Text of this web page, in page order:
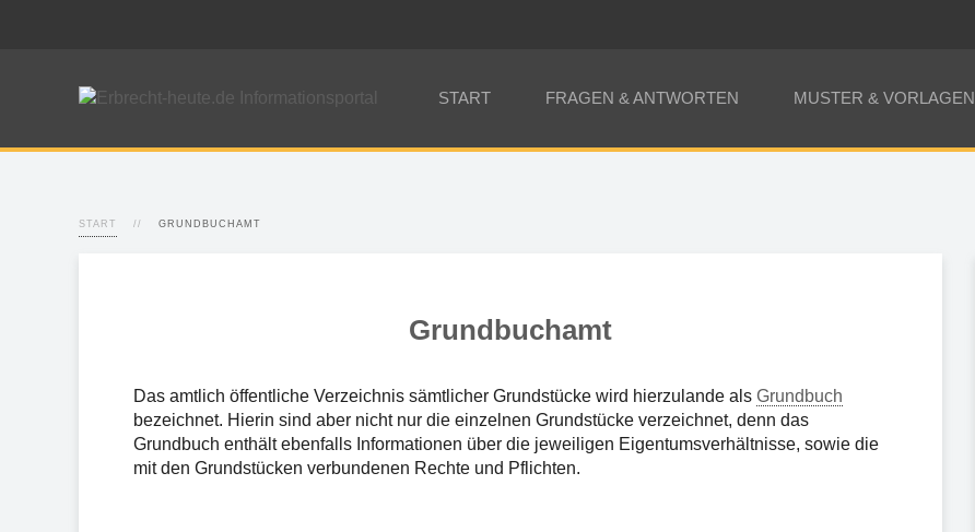
START FRAGEN & ANTWORTEN MUSTER & VORLAGEN
START GRUNDBUCHAMT
Grundbuchamt
Das amtlich öffentliche Verzeichnis sämtlicher Grundstücke wird hierzulande als Grundbuch
bezeichnet. Hierin sind aber nicht nur die einzelnen Grundstücke verzeichnet, denn das
Grundbuch enthält ebenfalls Informationen über die jeweiligen Eigentumsverhältnisse, sowie die
mit den Grundstücken verbundenen Rechte und Pflichten.